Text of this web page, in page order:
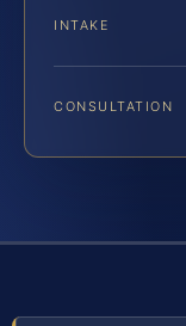
INTAKE
CONSULTATION